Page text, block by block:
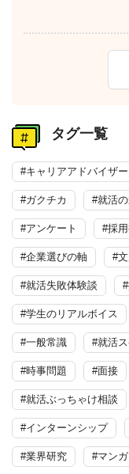
タグ一覧
#キャリアアドバイザー
#ガクチカ #就活
#アンケート #採
#企業選びの軸 #
#就活失敗体験談
#学生のリアルボイス
#一般常識 #就活
#時事問題 #面接
#就活ぶっちゃけ相談
#インターンシップ
#業界研究 #マンガ